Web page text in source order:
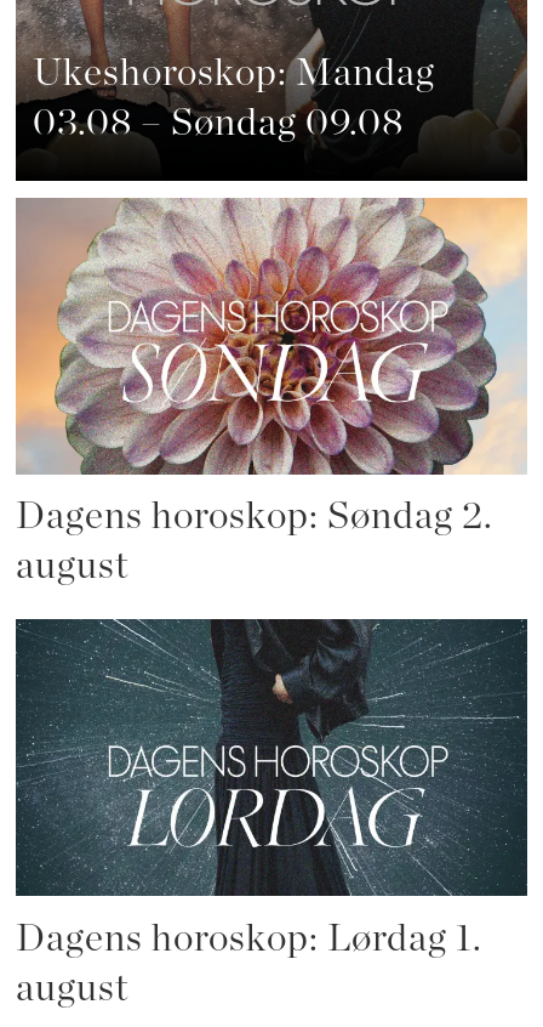
Ukeshoroskop: Mandag
03.08 – Søndag 09.08
Dagens horoskop: Søndag 2.
august
Dagens horoskop: Lørdag 1.
august